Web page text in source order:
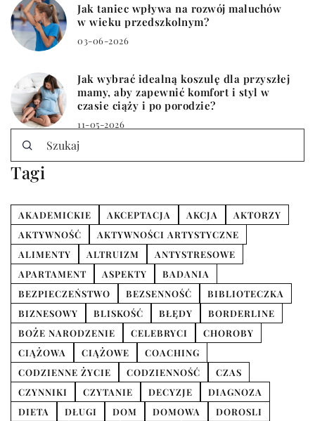
Jak taniec wpływa na rozwój maluchów
w wieku przedszkolnym?
03-06-2026
Jak wybrać idealną koszulę dla przyszłej
mamy, aby zapewnić komfort i styl w
czasie ciąży i po porodzie?
11-05-2026
Tagi
AKADEMICKIE AKCEPTACJA AKCJA
AKTORZY
AKTYWNOŚĆ
AKTYWNOŚCI ARTYSTYCZNE
ALIMENTY
ALTRUIZM
ANTYSTRESOWE
APARTAMENT
ASPEKTY
BADANIA
BEZPIECZEŃSTWO
BEZSENNOŚĆ
BIBLIOTECZKA
BIZNESOWY
BLISKOŚĆ BŁĘDY
BORDERLINE
BOŻE NARODZENIE
CELEBRYCI
CHOROBY
CIĄŻOWA
CIĄŻOWE
COACHING
CODZIENNE ŻYCIE
CODZIENNOŚĆ
CZAS
CZYNNIKI
CZYTANIE DECYZJE
DIAGNOZA
DIETA
DŁUGI DOM DOMOWA
DOROSLI